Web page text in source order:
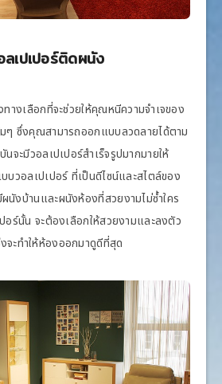
เปเปอร์ติดผนัง
างเลือกที่จะช่วยให้คุณหนีความจำเจของ
ๆ ซึ่งคุณสามารถออกแบบลวดลายได้ตาม
จะมีวอลเปเปอร์สำเร็จรูปมากมายให้
บวอลเปเปอร์ ที่เป็นดีไซน์และสไตล์ของ
นังบ้านและผนังห้องที่สวยงามไม่ซ้ำใคร
อร์นั้น จะต้องเลือกให้สวยงามและลงตัว
ะทำให้ห้องออกมาดูดีที่สุด